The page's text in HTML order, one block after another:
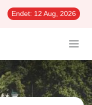
Endet: 12 Aug, 2026